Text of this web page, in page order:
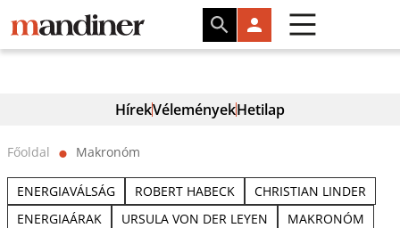
HírekVéleményekHetilap
Főoldal ⬤ Makronóm
ENERGIAVÁLSÁG ROBERT HABECK
CHRISTIAN LINDER
ENERGIAÁRAK
URSULA VON DER LEYEN
MAKRONÓM